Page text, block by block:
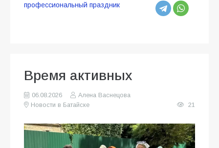
профессиональный праздник
Время активных
06.08.2026
Алена Васнецова
Новости в Батайске
21